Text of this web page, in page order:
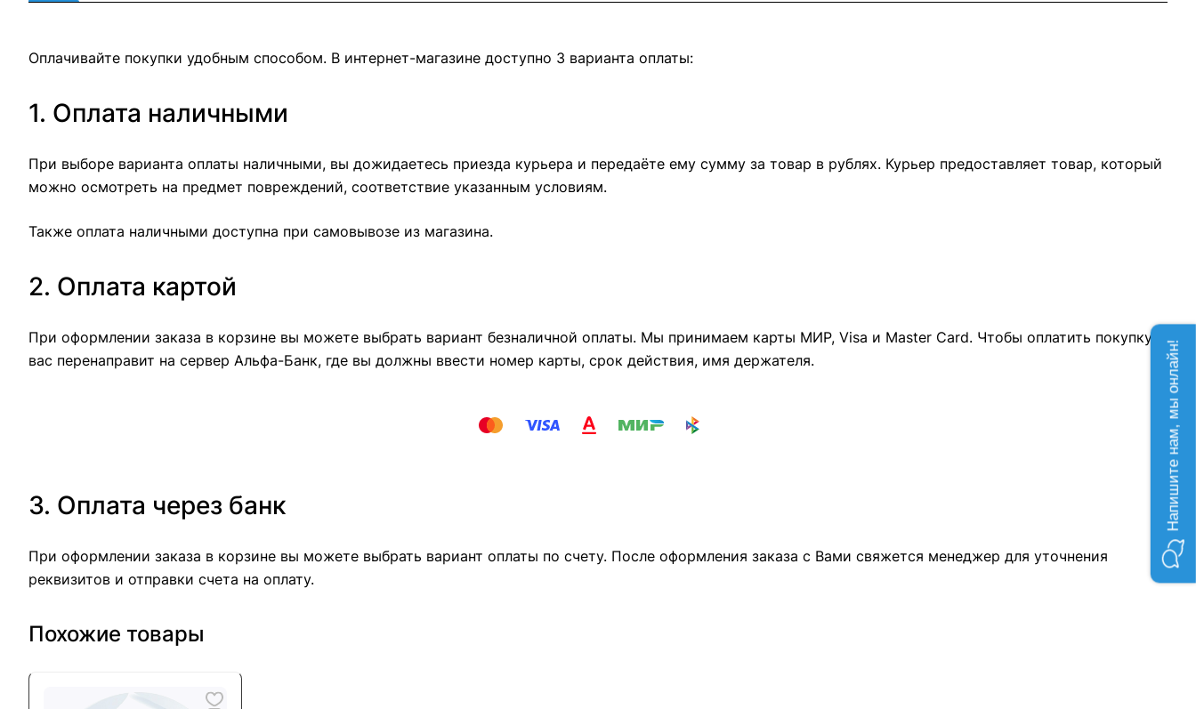
Оплачивайте покупки удобным способом. В интернет-магазине доступно 3 варианта оплаты:
1. Оплата наличными
При выборе варианта оплаты наличными, вы дожидаетесь приезда курьера и передаёте ему сумму за товар в рублях. Курьер предоставляет товар, который
можно осмотреть на предмет повреждений, соответствие указанным условиям.
Также оплата наличными доступна при самовывозе из магазина.
2. Оплата картой
При оформлении заказа в корзине вы можете выбрать вариант безналичной оплаты. Мы принимаем карты МИР, Visa и Master Card. Чтобы оплатить покупку,
вас перенаправит на сервер Альфа-Банк, где вы должны ввести номер карты, срок действия, имя держателя.
3. Оплата через банк
При оформлении заказа в корзине вы можете выбрать вариант оплаты по счету. После оформления заказа с Вами свяжется менеджер для уточнения
реквизитов и отправки счета на оплату.
Похожие товары
Напишите нам, мы онлайн!